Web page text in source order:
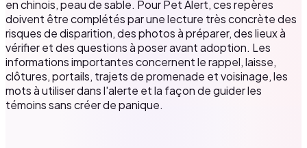
en chinois, peau de sable. Pour Pet Alert, ces repères
doivent être complétés par une lecture très concrète des
risques de disparition, des photos à préparer, des lieux à
vérifier et des questions à poser avant adoption. Les
informations importantes concernent le rappel, laisse,
clôtures, portails, trajets de promenade et voisinage, les
mots à utiliser dans l'alerte et la façon de guider les
témoins sans créer de panique.